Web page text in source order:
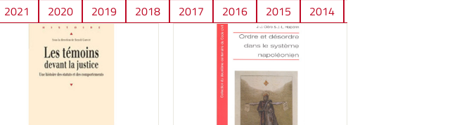
2021 2020 2019 2018 2017 2016 2015 2014